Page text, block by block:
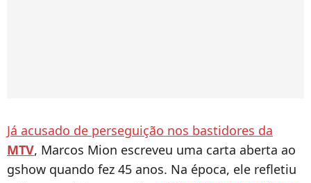
Já acusado de perseguição nos bastidores da
MTV, Marcos Mion escreveu uma carta aberta ao
gshow quando fez 45 anos. Na época, ele refletiu